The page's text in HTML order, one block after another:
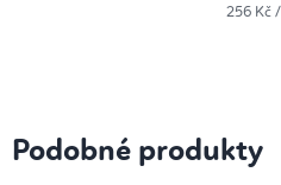
Měrná
256 Kč /
Podobné produkty